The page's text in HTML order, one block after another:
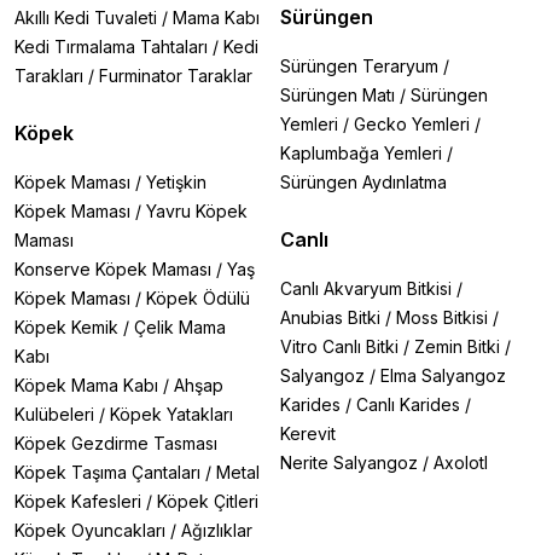
Akıllı Kedi Tuvaleti / Mama Kabı
Kedi Tırmalama Tahtaları / Kedi
Tarakları / Furminator Taraklar
Köpek
Köpek Maması / Yetişkin
Köpek Maması / Yavru Köpek
Maması
Konserve Köpek Maması / Yaş
Köpek Maması / Köpek Ödülü
Köpek Kemik / Çelik Mama
Kabı
Köpek Mama Kabı / Ahşap
Kulübeleri / Köpek Yatakları
Köpek Gezdirme Tasması
Köpek Taşıma Çantaları / Metal
Köpek Kafesleri / Köpek Çitleri
Köpek Oyuncakları / Ağızlıklar
Sürüngen
Sürüngen Teraryum /
Sürüngen Matı / Sürüngen
Yemleri / Gecko Yemleri /
Kaplumbağa Yemleri /
Sürüngen Aydınlatma
Canlı
Canlı Akvaryum Bitkisi /
Anubias Bitki / Moss Bitkisi /
Vitro Canlı Bitki / Zemin Bitki /
Salyangoz / Elma Salyangoz
Karides / Canlı Karides /
Kerevit
Nerite Salyangoz / Axolotl